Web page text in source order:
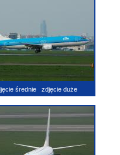
średnie zdjęcie duże